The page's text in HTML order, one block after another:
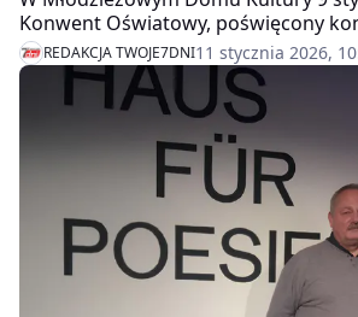
Konwent Oświatowy, poświęcony
dotyczącym oferty edukacyjnej
przez Powiat Pilski na rok szkolny
REDAKCJA TWOJE7DNI11 stycznia 2026,